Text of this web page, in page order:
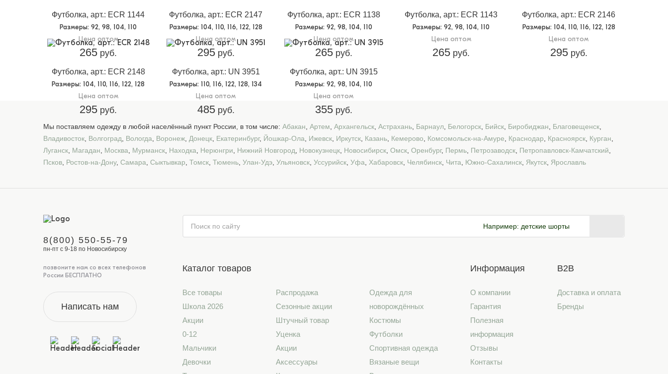
Футболка, арт.: ECR 1144
Размеры: 92, 98, 104, 110
Цена оптом
265 руб.
Футболка, арт.: ECR 2147
Размеры: 104, 110, 116, 122, 128
Цена оптом
295руб.
Футболка, арт.: ECR 1138
Размеры: 92, 98, 104, 110
Цена оптом
265руб.
Футболка, арт.: ECR 1143
Размеры: 92, 98, 104, 110
Цена оптом
265 руб.
Футболка, арт.: ECR 2146
Размеры: 104, 110, 116, 122, 128
Цена оптом
295руб.
Футболка, арт.: ECR 2148
Размеры: 104, 110, 116, 122, 128
Цена оптом
295 руб.
Футболка, арт.: UN 3951
Размеры: 110, 116, 122, 128, 134
Цена оптом
485руб.
Футболка, арт.: UN 3915
Размеры: 92, 98, 104, 110
Цена оптом
355руб.
Мы поставляем одежду в любой населённый пункт России, в том числе: Абакан Артем Архангельск Астрахань Барнаул Белогорск Бийск Биробиджан Благовещенск
Владивосток Волгоград Вологда Воронеж Донецк Екатеринбург, Йошкар-Ола Ижевск Иркутск Казань Кемерово Комсомольск-на-Амуре Краснодар Красноярск Курган
Луганск Магадан Москва Мурманск Находка Нерюнгри Нижний Новгород Новокузнецк Новосибирск Омск Оренбург, Пермь Петрозаводск Петропавловск-Камчатский
Псков Ростов-на-Дону, Самара Сыктывкар Томск Тюмень Улан-Удэ Ульяновск Уссурийск Уфа Хабаровск Челябинск Чита Южно-Сахалинск Якутск Ярославль
8(800) 550-55-79
пн-пт с 9-18 по Новосибирску
позвоните нам со всех телефонов
России БЕСПЛАТНО
Написать нам
Например: детские шорты
Каталог товаров
Все товары
Школа 2026
Акции
0-12
Мальчики
Девочки
Распродажа
Сезонные акции
Штучный товар
Уценка
Акции
Аксессуары
Одежда для
новорождённых
Костюмы
Футболки
Спортивная одежда
Вязаные вещи
Информация
О компании
Гарантия
Полезная
информация
Отзывы
Контакты
B2B
Доставка и оплата
Бренды